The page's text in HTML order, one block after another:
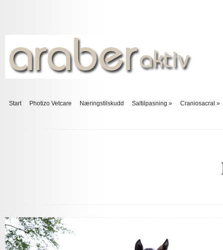
Start Photizo Vetcare Næringstilskudd Saltilpasning » Craniosacral »